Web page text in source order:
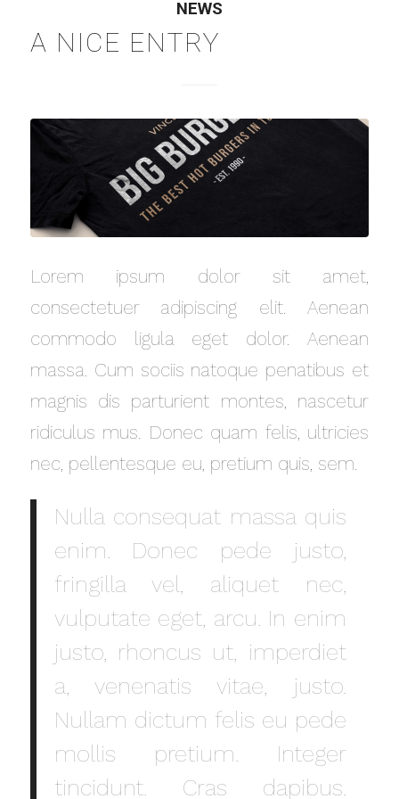
NEWS
A NICE ENTRY
Lorem ipsum dolor sit amet,
consectetuer adipiscing elit. Aenean
commodo ligula eget dolor. Aenean
massa. Cum sociis natoque penatibus et
magnis dis parturient montes, nascetur
ridiculus mus. Donec quam felis, ultricies
nec, pellentesque eu, pretium quis, sem.
Nulla consequat massa quis
enim. Donec pede justo,
fringilla vel, aliquet nec,
vulputate eget, arcu. In enim
justo, rhoncus ut, imperdiet
a, venenatis vitae, justo.
Nullam dictum felis eu pede
mollis pretium. Integer
tincidunt. Cras dapibus.